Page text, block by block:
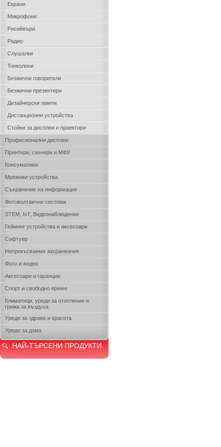
Екрани
Микрофони
Рисийвъри
Радио
Слушалки
Тонколони
Безжични говорители
Безжични презентери
Дизайнерски лампи
Дистанционни устройства
Стойки за дисплеи и проектори
Професионални дисплеи
Принтери, скенери и МФУ
Консумативи
Мрежови устройства
Съхранение на информация
Фотоволтаични системи
STEM, IoT, Видеонаблюдение
Гейминг устройства и аксесоари
Софтуер
Непрекъсваеми захранвания
Фото и видео
Аксесоари и гаранции
Спорт и свободно време
Климатици, уреди за отопление и
грижа за въздуха
Уреди за здраве и красота
Уреди за дома
НАЙ-ТЪРСЕНИ ПРОДУКТИ